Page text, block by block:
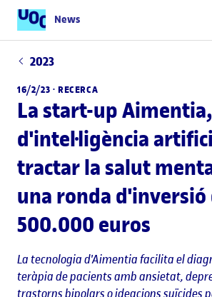
News
2023
16/2/23 · RECERCA
La start-up Aimentia,
d'intel·ligència
tractar la salut
una ronda d'inversió
500.000 euros
La tecnologia d'Aimentia facilita el
teràpia de pacients amb ansietat,
trastorns bipolars o ideacions suïcides